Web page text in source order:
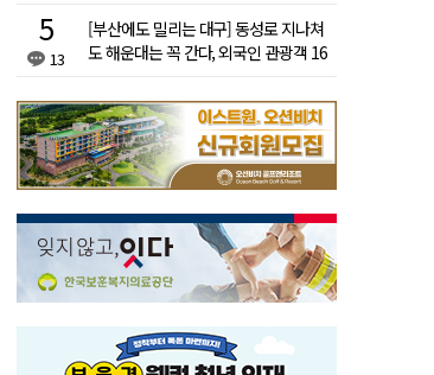
13
[부산에도 밀리는 대구] 동성로 지나쳐
도 해운대는 꼭 간다, 외국인 관광객 16